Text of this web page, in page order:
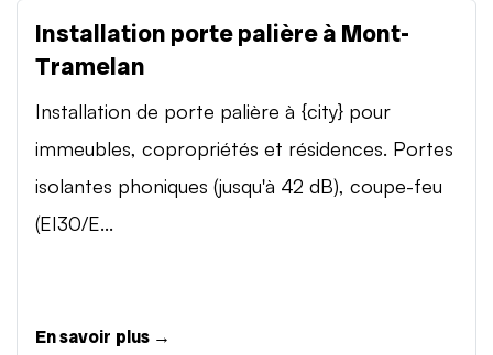
Installation porte palière à Mont-
Tramelan
Installation de porte palière à {city} pour
immeubles, copropriétés et résidences. Portes
isolantes phoniques (jusqu'à 42 dB), coupe-feu
(EI30/E...
En savoir plus →